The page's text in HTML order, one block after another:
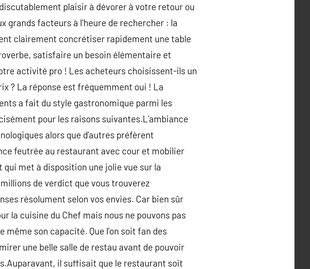
plaisir à dévorer à votre retour ou
grands facteurs à l’heure de rechercher : la
clairement concrétiser rapidement une table
satisfaire un besoin élémentaire et
activité pro ! Les acheteurs choisissent-ils un
? La réponse est fréquemment oui ! La
a fait du style gastronomique parmi les
pour les raisons suivantes.L’ambiance
alors que d’autres préfèrent
feutrée au restaurant avec cour et mobilier
met à disposition une jolie vue sur la
de verdict que vous trouverez
résolument selon vos envies. Car bien sûr
la cuisine du Chef mais nous ne pouvons pas
son capacité. Que l’on soit fan des
une belle salle de restau avant de pouvoir
il suffisait que le restaurant soit